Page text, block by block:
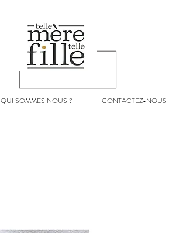
QUI SOMMES NOUS ? CONTACTEZ-NOUS